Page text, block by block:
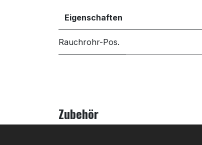
Eigenschaften
Rauchrohr-Pos.
Zubehör